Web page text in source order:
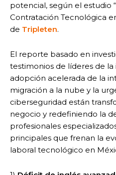
potencial, según el estudio
Contratación Tecnológica
de Tripleten.
El reporte basado en
testimonios de líderes de la
adopción acelerada de la
migración a la nube y la
ciberseguridad están
negocio y redefiniendo la
profesionales
principales que frenan la
laboral tecnológico en